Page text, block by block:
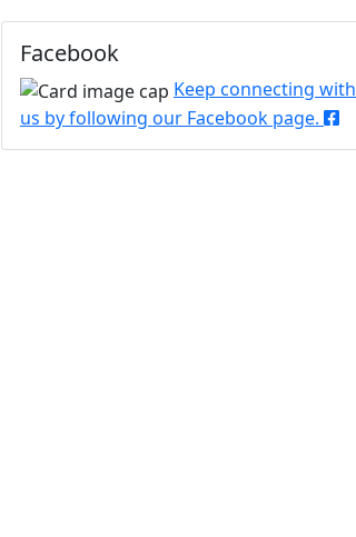
Facebook
Keep connecting with
us by following our Facebook page.